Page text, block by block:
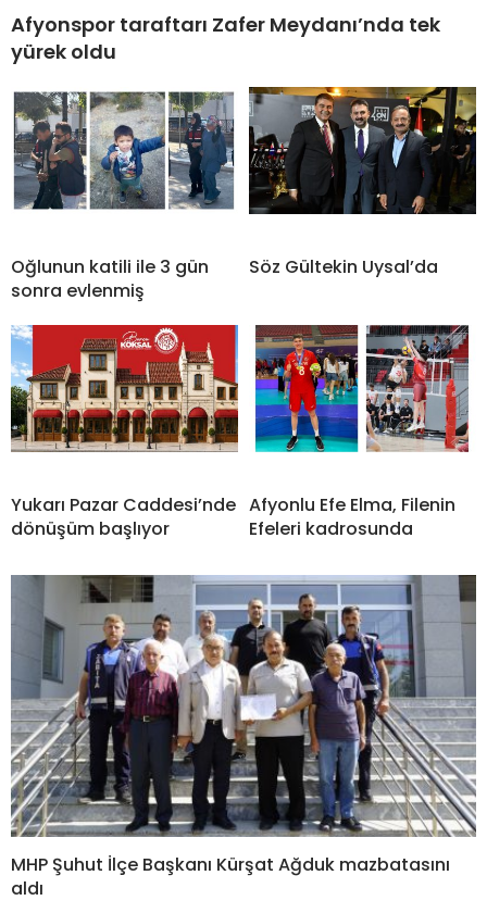
Afyonspor taraftarı Zafer Meydanı’nda tek
yürek oldu
Oğlunun katili ile 3 gün
sonra evlenmiş
Söz Gültekin Uysal’da
Yukarı Pazar Caddesi’nde
dönüşüm başlıyor
Afyonlu Efe Elma, Filenin
Efeleri kadrosunda
MHP Şuhut İlçe Başkanı Kürşat Ağduk mazbatasını
aldı